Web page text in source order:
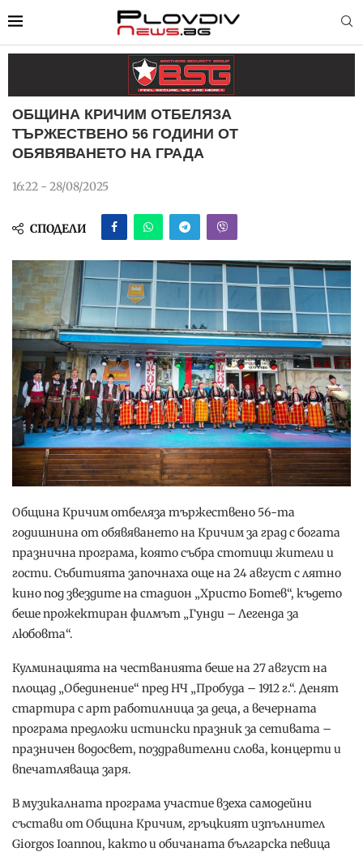
ОБЩИНА КРИЧИМ ОТБЕЛЯЗА
ТЪРЖЕСТВЕНО 56 ГОДИНИ ОТ
ОБЯВЯВАНЕТО НА ГРАДА
16:22 - 28/08/2025
СПОДЕЛИ
Община Кричим отбеляза тържествено 56-та
годишнина от обявяването на Кричим за град с богата
празнична програма, която събра стотици жители и
гости. Събитията започнаха още на 24 август с лятно
кино под звездите на стадион „Христо Ботев“, където
беше прожектиран филмът „Гунди – Легенда за
любовта“.
Кулминацията на честванията беше на 27 август на
площад „Обединение“ пред НЧ „Пробуда – 1912 г.“. Денят
стартира с арт работилница за деца, а вечерната
програма предложи истински празник за сетивата –
празничен водосвет, поздравителни слова, концерти и
впечатляваща заря.
В музикалната програма участие взеха самодейни
състави от Община Кричим, гръцкият изпълнител
Giorgos Ioannou, както и обичаната българска певица